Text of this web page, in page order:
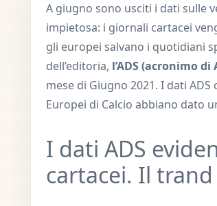
A giugno sono usciti i dati sulle
impietosa: i giornali cartacei
gli europei salvano i quotidiani
dell’editoria, l’ADS (acronimo
mese di Giugno 2021. I dati
Europei di Calcio abbiano dato
I dati ADS
cartacei. Il